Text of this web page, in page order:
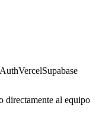
VercelSupabase
directamente al equipo